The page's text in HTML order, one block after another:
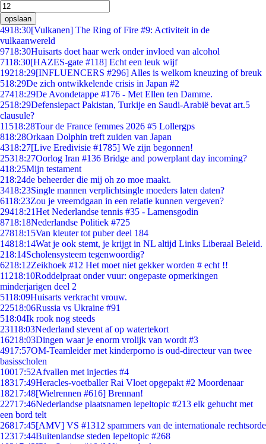
opslaan
4918:30[Vulkanen] The Ring of Fire #9: Activiteit in de
vulkaanwereld
9718:30Huisarts doet haar werk onder invloed van alcohol
7118:30[HAZES-gate #118] Echt een leuk wijf
19218:29[INFLUENCERS #296] Alles is welkom kneuzing of breuk
518:29De zich ontwikkelende crisis in Japan #2
27418:29De Avondetappe #176 - Met Ellen ten Damme.
2518:29Defensiepact Pakistan, Turkije en Saudi-Arabië bevat art.5
clausule?
11518:28Tour de France femmes 2026 #5 Lollergps
818:28Orkaan Dolphin treft zuiden van Japan
4318:27[Live Eredivisie #1785] We zijn begonnen!
25318:27Oorlog Iran #136 Bridge and powerplant day incoming?
418:25Mijn testament
218:24de beheerder die mij oh zo moe maakt.
3418:23Single mannen verplichtsingle moeders laten daten?
6118:23Zou je vreemdgaan in een relatie kunnen vergeven?
29418:21Het Nederlandse tennis #35 - Lamensgodin
8718:18Nederlandse Politiek #725
27818:15Van kleuter tot puber deel 184
14818:14Wat je ook stemt, je krijgt in NL altijd Links Liberaal Beleid.
218:14Scholensysteem tegenwoordig?
6218:12Zeikhoek #12 Het moet niet gekker worden # echt !!
11218:10Roddelpraat onder vuur: ongepaste opmerkingen
minderjarigen deel 2
5118:09Huisarts verkracht vrouw.
22518:06Russia vs Ukraine #91
518:04Ik rook nog steeds
23118:03Nederland stevent af op watertekort
16218:03Dingen waar je enorm vrolijk van wordt #3
4917:57OM-Teamleider met kinderporno is oud-directeur van twee
basisscholen
10017:52Afvallen met injecties #4
18317:49Heracles-voetballer Rai Vloet opgepakt #2 Moordenaar
18217:48[Wielrennen #616] Brennan!
22717:46Nederlandse plaatsnamen lepeltopic #213 elk gehucht met
een bord telt
26817:45[AMV] VS #1312 spammers van de internationale rechtsorde
12317:44Buitenlandse steden lepeltopic #268